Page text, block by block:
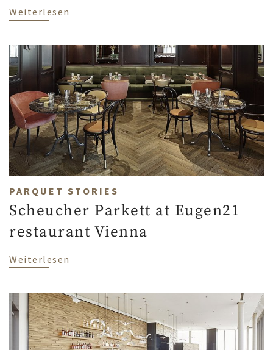
Weiterlesen
PARQUET STORIES
Scheucher Parkett at Eugen21
restaurant Vienna
Weiterlesen